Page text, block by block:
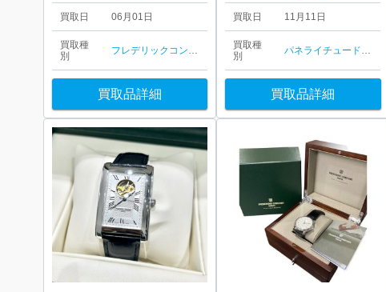
買取日 06月01日
買取種
別
フレデリックコンスタント
買取品詳細
買取日 11月11日
買取種
別
パネライチュードル
買取品詳細